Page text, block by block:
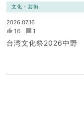
文化・芸術
2026.07.16
16 1
台湾文化祭2026中野